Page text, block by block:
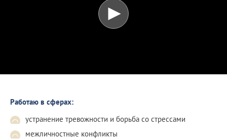
Работаю в сферах:
устранение тревожности и борьба со стрессами
межличностные конфликты